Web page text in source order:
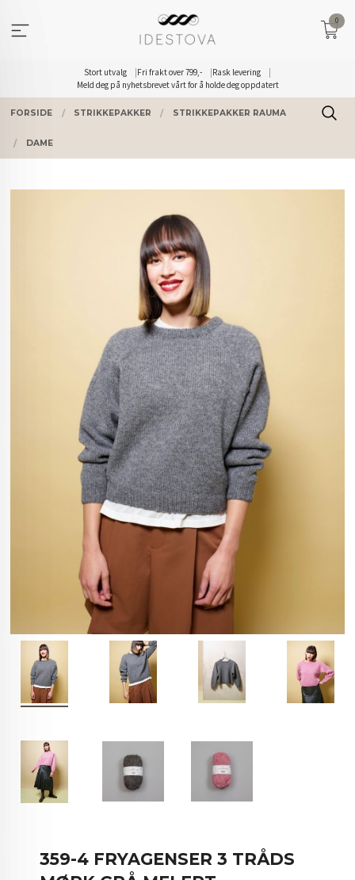
innholdet
Stort utvalg Fri frakt over 799,-
Rask levering
Meld deg på nyhetsbrevet vårt for å holde deg oppdatert
0
FORSIDE STRIKKEPAKKER STRIKKEPAKKER RAUMA
DAME
359-4 FRYAGENSER 3 TRÅDS